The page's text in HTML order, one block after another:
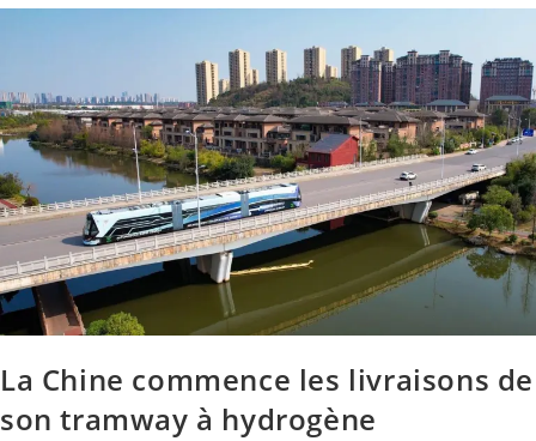
La Chine commence les livraisons de
son tramway à hydrogène